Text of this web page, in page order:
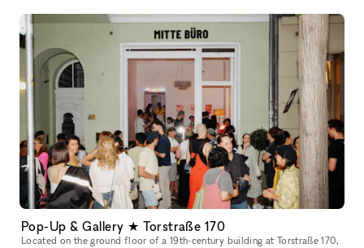
Pop-Up & Gallery ★ Torstraße 170
Located on the ground floor of a 19th-century building at Torstraße 170,